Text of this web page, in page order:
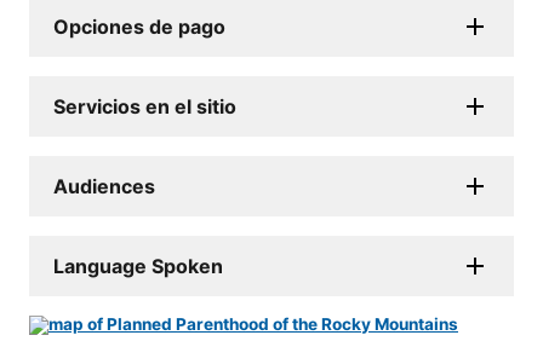
Opciones de pago
Servicios en el sitio
Audiences
Language Spoken